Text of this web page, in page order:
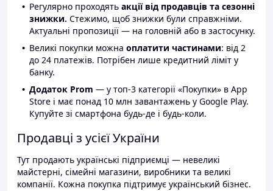
Регулярно проходять акції від продавців та сезонні
знижки. Стежимо, щоб знижки були справжніми.
Актуальні пропозиції — на головній або в застосунку.
Великі покупки можна оплатити частинами: від 2
до 24 платежів. Потрібен лише кредитний ліміт у
банку.
Додаток Prom — у топ-3 категорії «Покупки» в App
Store і має понад 10 млн завантажень у Google Play.
Купуйте зі смартфона будь-де і будь-коли.
Продавці з усієї України
Тут продають українські підприємці — невеликі
майстерні, сімейні магазини, виробники та великі
компанії. Кожна покупка підтримує український бізнес.